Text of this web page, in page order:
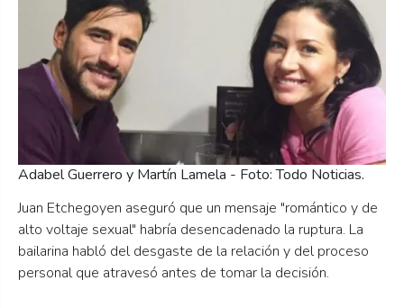
Juan Etchegoyen aseguró que un mensaje "romántico y de
alto voltaje sexual" habría desencadenado la ruptura. La
bailarina habló del desgaste de la relación y del proceso
personal que atravesó antes de tomar la decisión.
Adabel Guerrero y Martín Lamela - Foto: Todo Noticias.